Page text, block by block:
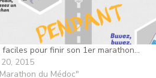
faciles pour finir son 1er marathon…
2015
du Médoc"